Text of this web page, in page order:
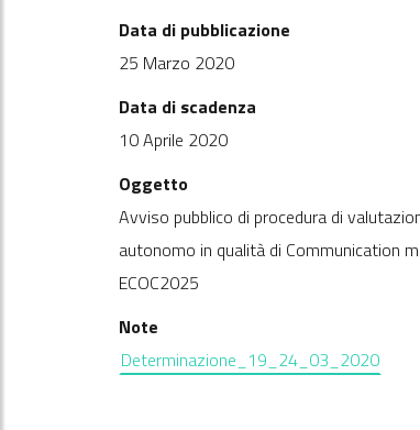
Data di pubblicazione
25 Marzo 2020
Data di scadenza
10 Aprile 2020
Oggetto
Avviso pubblico di procedura di
autonomo in qualità di Communication
ECOC2025
Note
Determinazione_19_24_03_2020